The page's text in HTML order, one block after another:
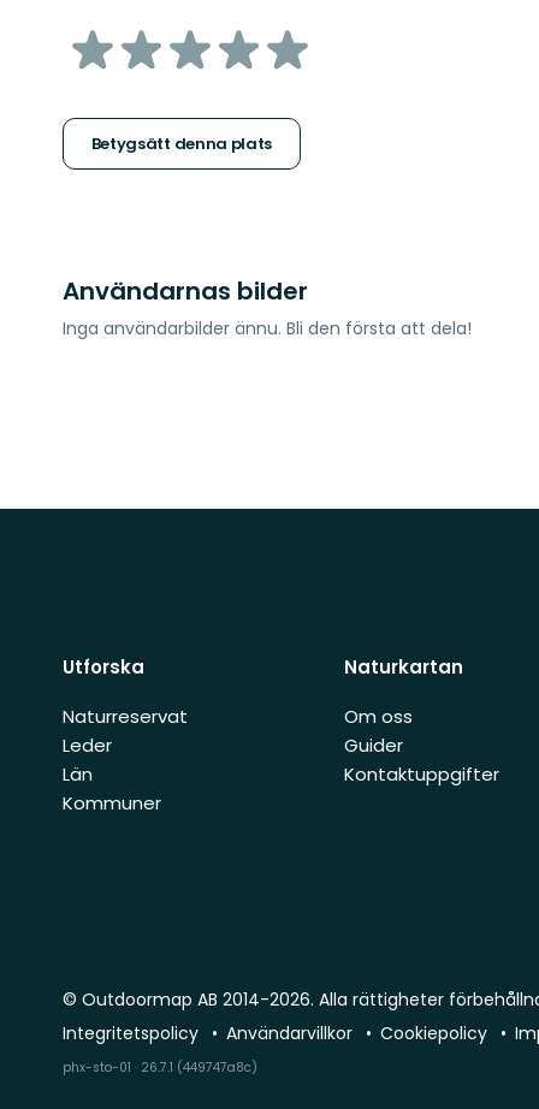
av
stjärnor
Betygsätt denna plats
Användarnas bilder
Inga användarbilder ännu. Bli den första att dela!
Utforska
Naturreservat
Leder
Län
Kommuner
Naturkartan
Om oss
Guider
Kontaktuppgifter
© Outdoormap AB 2014-2026. Alla rättigheter
Integritetspolicy
Användarvillkor Cookiepolicy
phx-sto-01 · 26.7.1 (449747a8c)